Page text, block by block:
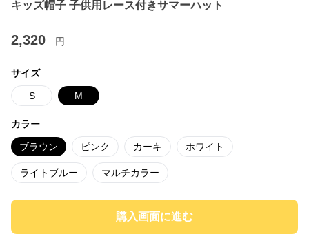
キッズ帽子 子供用レース付きサマーハット
2,320 円
サイズ
S M
カラー
ブラウン ピンク カーキ ホワイト
ライトブルー マルチカラー
購入画面に進む